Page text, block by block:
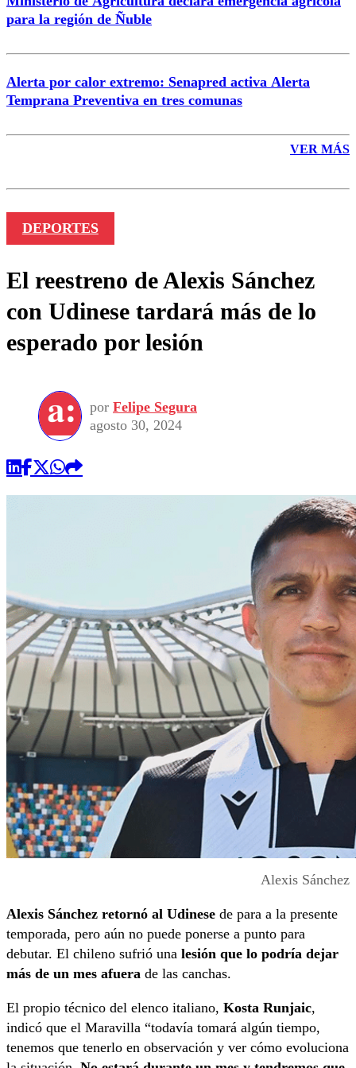
para la región de Ñuble
Alerta por calor extremo: Senapred activa Alerta
Temprana Preventiva en tres comunas
VER MÁS
DEPORTES
El reestreno de Alexis Sánchez
con Udinese tardará más de lo
esperado por lesión
por Felipe Segura
agosto 30, 2024
Alexis Sánchez
Alexis Sánchez retornó al Udinese de para a la presente
temporada, pero aún no puede ponerse a punto para
debutar. El chileno sufrió una lesión que lo podría dejar
más de un mes afuera de las canchas.
El propio técnico del elenco italiano, Kosta Runjaic,
indicó que el Maravilla “todavía tomará algún tiempo,
tenemos que tenerlo en observación y ver cómo evoluciona